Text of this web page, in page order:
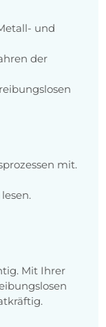
und
der
mit.
Mit Ihrer